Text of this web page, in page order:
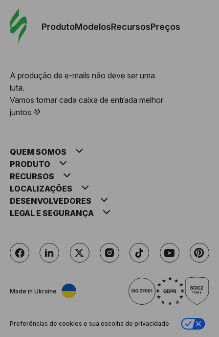
ProdutoModelosRecursosPreços
A produção de e-mails não deve ser uma
luta.
Vamos tornar cada caixa de entrada melhor
juntos 💚
QUEM SOMOS
PRODUTO
RECURSOS
LOCALIZAÇÕES
DESENVOLVEDORES
LEGAL E SEGURANÇA
Made in Ukraine
Preferências de cookies e sua escolha de privacidade